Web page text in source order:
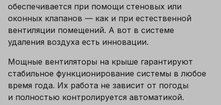
обеспечивается при помощи стеновых или
оконных клапанов — как и при естественной
вентиляции помещений. А вот в системе
удаления воздуха есть инновации.
Мощные вентиляторы на крыше гарантируют
стабильное функционирование системы в любое
время года. Их работа не зависит от погоды
и полностью контролируется автоматикой.